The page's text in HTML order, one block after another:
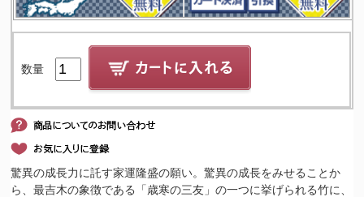
数量
驚異の成長力に託す家運隆盛の願い。驚異の成長をみせることか
ら、最吉木の象徴である「歳寒の三友」の一つに挙げられる竹に、